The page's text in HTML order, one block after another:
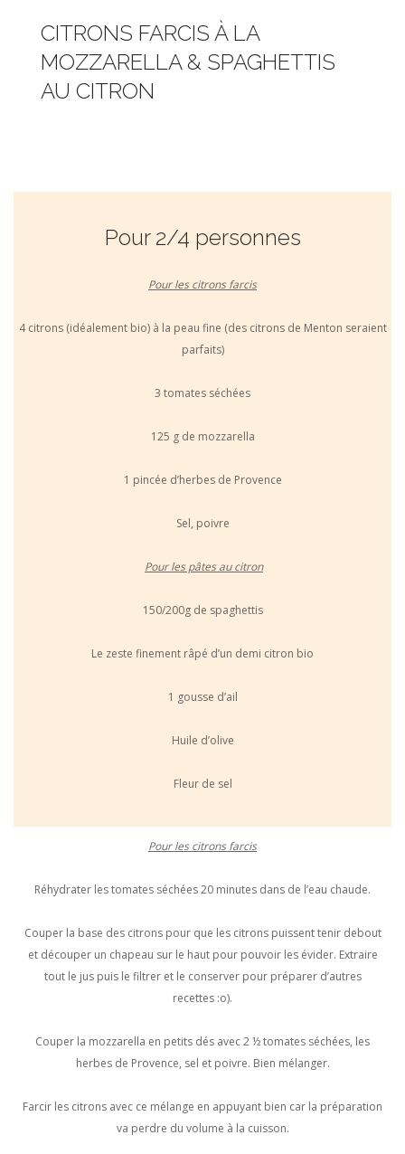
CITRONS FARCIS À LA
MOZZARELLA & SPAGHETTIS
AU CITRON
Pour 2/4 personnes
Pour les citrons farcis
4 citrons (idéalement bio) à la peau fine (des citrons de Menton seraient
parfaits)
3 tomates séchées
125 g de mozzarella
1 pincée d’herbes de Provence
Sel, poivre
Pour les pâtes au citron
150/200g de spaghettis
Le zeste finement râpé d’un demi citron bio
1 gousse d’ail
Huile d’olive
Fleur de sel
Pour les citrons farcis
Réhydrater les tomates séchées 20 minutes dans de l’eau chaude.
Couper la base des citrons pour que les citrons puissent tenir debout
et découper un chapeau sur le haut pour pouvoir les évider. Extraire
tout le jus puis le filtrer et le conserver pour préparer d’autres
recettes :o).
Couper la mozzarella en petits dés avec 2 ½ tomates séchées, les
herbes de Provence, sel et poivre. Bien mélanger.
Farcir les citrons avec ce mélange en appuyant bien car la préparation
va perdre du volume à la cuisson.